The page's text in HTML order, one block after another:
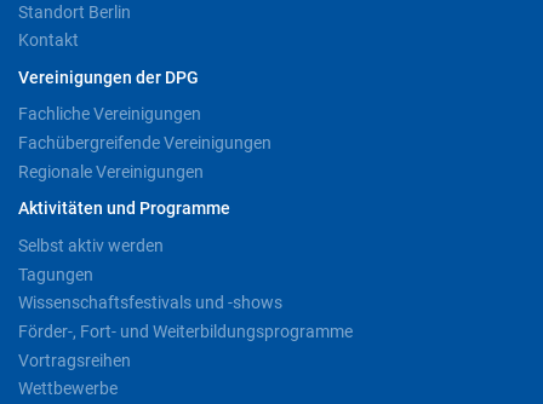
Standort Berlin
Kontakt
Vereinigungen der DPG
Fachliche Vereinigungen
Fachübergreifende Vereinigungen
Regionale Vereinigungen
Aktivitäten und Programme
Selbst aktiv werden
Tagungen
Wissenschaftsfestivals und -shows
Förder-, Fort- und Weiterbildungsprogramme
Vortragsreihen
Wettbewerbe